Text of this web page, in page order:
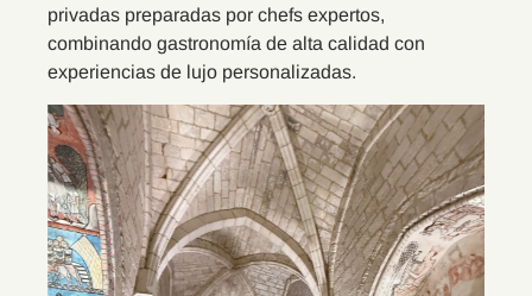
privadas preparadas por chefs expertos,
combinando gastronomía de alta calidad con
experiencias de lujo personalizadas.